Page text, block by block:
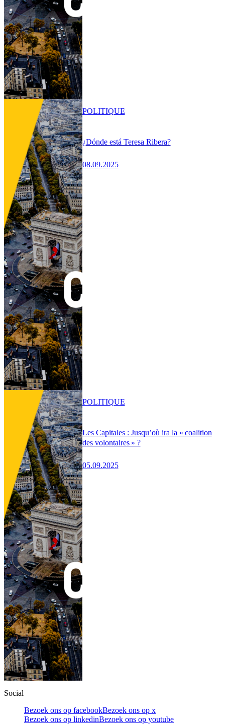
¿Dónde está Teresa Ribera?
08.09.2025
POLITIQUE
Les Capitales : Jusqu’où ira la « coalition
des volontaires » ?
05.09.2025
POLITIQUE
Social
Bezoek ons op facebookBezoek ons op x
Bezoek ons op linkedinBezoek ons op youtube